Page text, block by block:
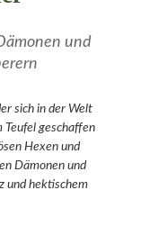
und
sich in der Welt
Teufel geschaffen
Hexen und
Dämonen und
und hektischem